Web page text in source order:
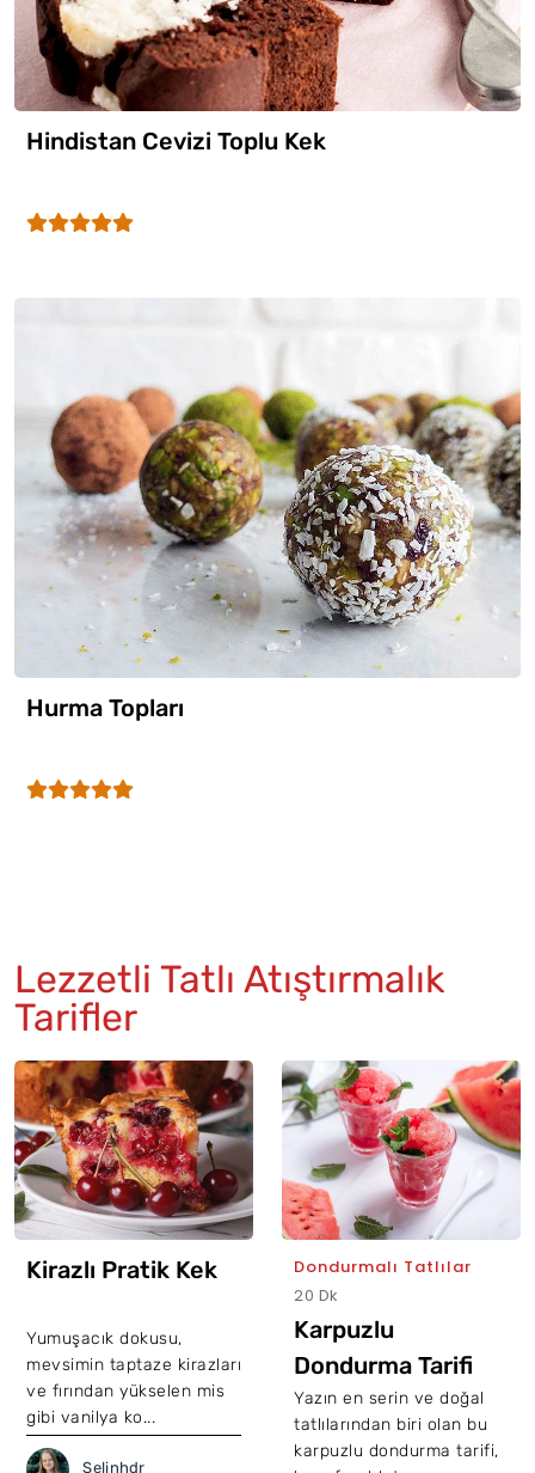
Hindistan Cevizi Toplu Kek
Hurma Topları
Lezzetli Tatlı Atıştırmalık
Tarifler
Kirazlı Pratik Kek
Yumuşacık dokusu,
mevsimin taptaze kirazları
ve fırından yükselen mis
gibi vanilya ko...
Selinhdr
Dondurmalı Tatlılar
20 Dk
Karpuzlu
Dondurma Tarifi
Yazın en serin ve doğal
tatlılarından biri olan bu
karpuzlu dondurma tarifi,